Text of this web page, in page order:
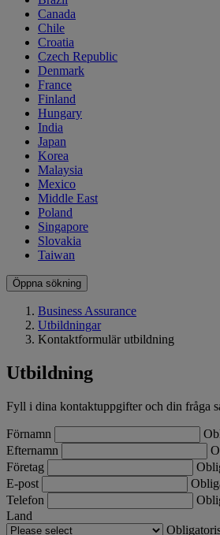
Canada
Chile
Croatia
Czech Republic
Denmark
France
Finland
Hungary
India
Japan
Korea
Malaysia
Mexico
Middle East
Poland
Singapore
Slovakia
Taiwan
Öppna sökning
Business Assurance
Utbildningar
Kontaktformulär utbildning
Utbildning
Fyll i dina kontaktuppgifter och din fråga
Förnamn
Efternamn
Företag
E-post
Telefon
Land